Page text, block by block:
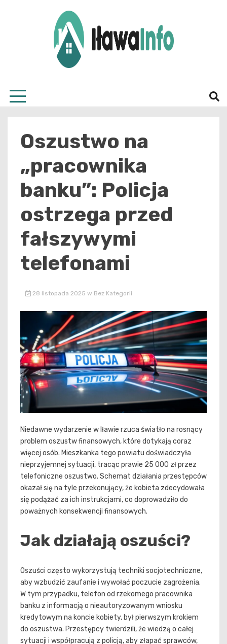
Oszustwo na
„pracownika
banku”: Policja
ostrzega przed
fałszywymi
telefonami
28 listopada 2025 w Bez Kategorii
Niedawne wydarzenie w Iławie rzuca światło na rosnący
problem oszustw finansowych, które dotykają coraz
więcej osób. Mieszkanka tego powiatu doświadczyła
nieprzyjemnej sytuacji, tracąc prawie 25 000 zł przez
telefoniczne oszustwo. Schemat działania przestępców
okazał się na tyle przekonujący, że kobieta zdecydowała
się podążać za ich instrukcjami, co doprowadziło do
poważnych konsekwencji finansowych.
Jak działają oszuści?
Oszuści często wykorzystują techniki socjotechniczne,
aby wzbudzić zaufanie i wywołać poczucie zagrożenia.
W tym przypadku, telefon od rzekomego pracownika
banku z informacją o nieautoryzowanym wniosku
kredytowym na koncie kobiety, był pierwszym krokiem
do oszustwa. Przestępcy twierdzili, że wiedzą o całej
sytuacji i współpracują z policją, aby złapać sprawców,